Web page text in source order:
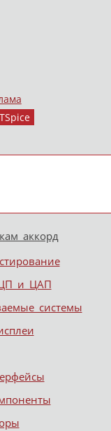
и ЦАП
системы